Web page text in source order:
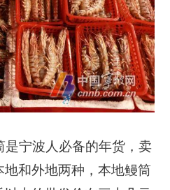
是宁波人必备的年货，卖
和外地两种，本地鳗筒